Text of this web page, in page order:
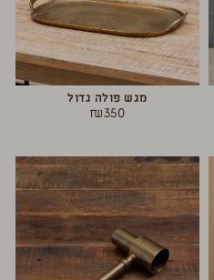
מגש פולה גדול
₪350